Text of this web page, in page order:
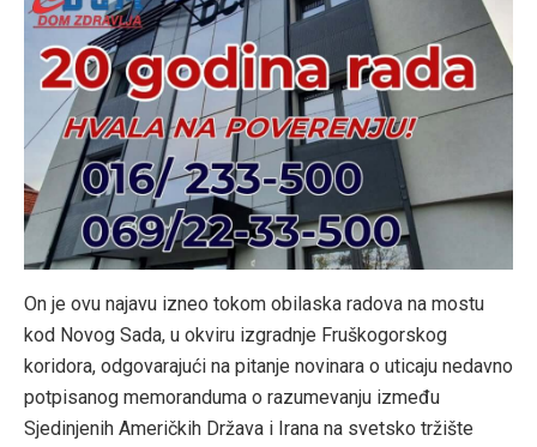
On je ovu najavu izneo tokom obilaska radova na mostu
kod Novog Sada, u okviru izgradnje Fruškogorskog
koridora, odgovarajući na pitanje novinara o uticaju nedavno
potpisanog memoranduma o razumevanju između
Sjedinjenih Američkih Država i Irana na svetsko tržište